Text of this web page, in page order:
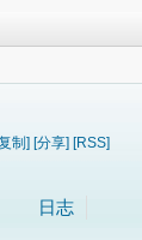
制] [分享] [RSS]
日志